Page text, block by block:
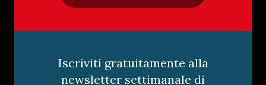
Iscriviti gratuitamente alla
newsletter settimanale di